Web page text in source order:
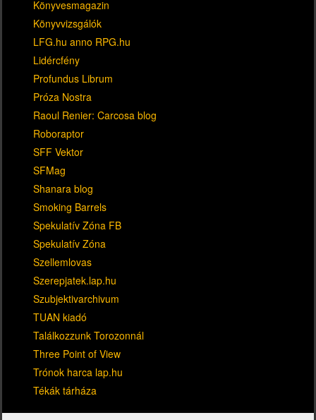
Könyvesmagazin
Könyvvizsgálók
LFG.hu anno RPG.hu
Lidércfény
Profundus Librum
Próza Nostra
Raoul Renier: Carcosa blog
Roboraptor
SFF Vektor
SFMag
Shanara blog
Smoking Barrels
Spekulatív Zóna FB
Spekulatív Zóna
Szellemlovas
Szerepjatek.lap.hu
Szubjektivarchivum
TUAN kiadó
Találkozzunk Torozonnál
Three Point of View
Trónok harca lap.hu
Tékák tárháza